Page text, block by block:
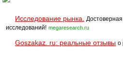
Исследование рынка.
исследований! megaresearch.ru
Goszakaz. ru: реальные отзывы о